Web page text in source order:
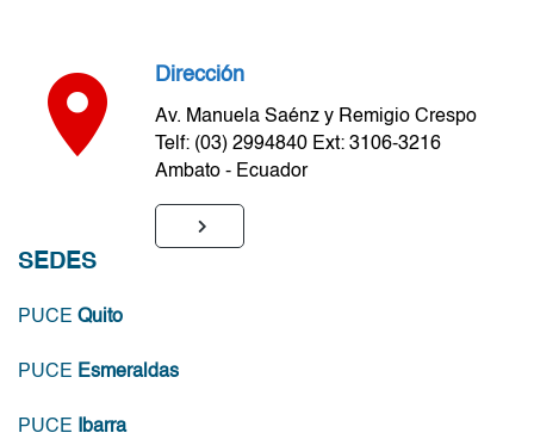
Dirección
Av. Manuela Saénz y Remigio Crespo
Telf: (03) 2994840 Ext: 3106-3216
Ambato - Ecuador
SEDES
PUCE Quito
PUCE Esmeraldas
PUCE Ibarra